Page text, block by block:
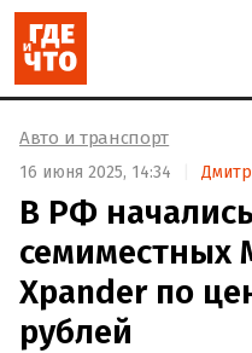
Авто и транспорт
16 июня 2025, 14:34
В РФ
семиместных
Xpander по
рублей